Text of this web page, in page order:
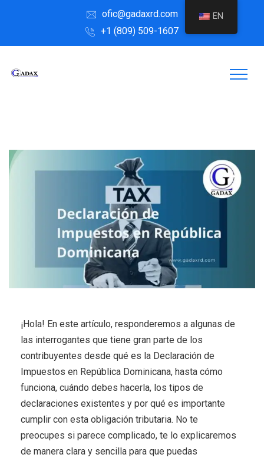
ofic@gadaxrd.com
+1 (809) 509-1607
¡Hola! En este artículo, responderemos a algunas de
las interrogantes que tiene gran parte de los
contribuyentes desde qué es la Declaración de
Impuestos en República Dominicana, hasta cómo
funciona, cuándo debes hacerla, los tipos de
declaraciones existentes y por qué es importante
cumplir con esta obligación tributaria. No te
preocupes si parece complicado, te lo explicaremos
de manera clara y sencilla para que puedas
EN